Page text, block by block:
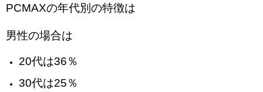
PCMAXの年代別の特徴は
男性の場合は
20代は36％
30代は25％